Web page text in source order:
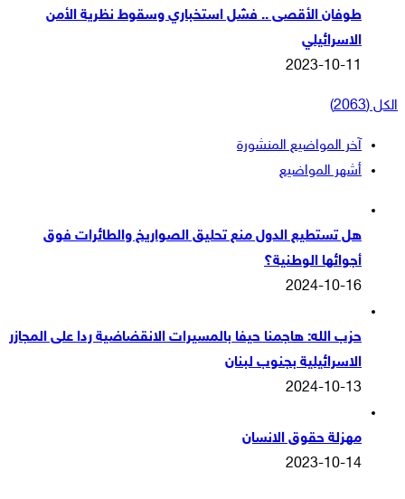
طوفان الأقصى .. فشل استخباري وسقوط نظرية الأمن
الاسرائيلي
2023-10-11
الكل (2063)
آخر المواضيع المنشورة
أشهر المواضيع
هل تستطيع الدول منع تحليق الصواريخ والطائرات فوق
أجوائها الوطنية؟
2024-10-16
حزب الله: هاجمنا حيفا بالمسيرات الانقضاضية ردا على المجازر
الاسرائيلية بجنوب لبنان
2024-10-13
مهزلة حقوق الانسان
2023-10-14